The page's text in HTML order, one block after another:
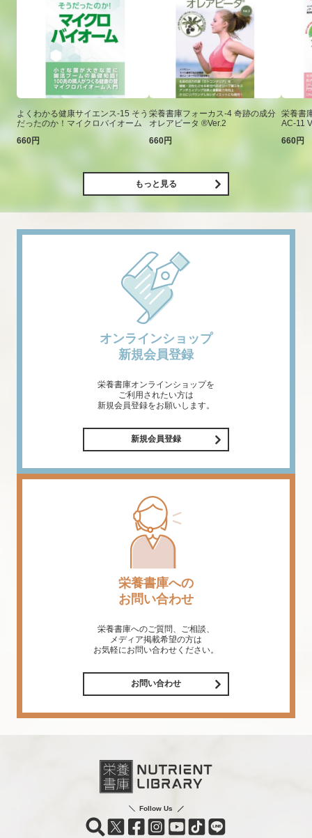
よくわかる健康サイエンス-15 そう
だったのか！マイクロバイオーム
660円
栄養書庫フォーカス-4 奇跡の成分
オレアビータ ®Ver.2
660円
栄養書
AC-11
660円
もっと見る
オンラインショップ
新規会員登録
栄養書庫オンラインショップを
ご利用されたい方は
新規会員登録をお願いします。
新規会員登録
栄養書庫への
お問い合わせ
栄養書庫へのご質問、ご相談、
メディア掲載希望の方は
お気軽にお問い合わせください。
お問い合わせ
Follow Us